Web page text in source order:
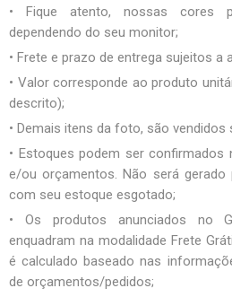
• Fique atento, nossas cores
dependendo do seu monitor;
• Frete e prazo de entrega sujeitos a
• Valor corresponde ao produto
descrito);
• Demais itens da foto, são vendidos
• Estoques podem ser
e/ou orçamentos. Não será
com seu estoque esgotado;
• Os produtos anunciados no
enquadram na modalidade Frete
é calculado baseado nas
de orçamentos/pedidos;